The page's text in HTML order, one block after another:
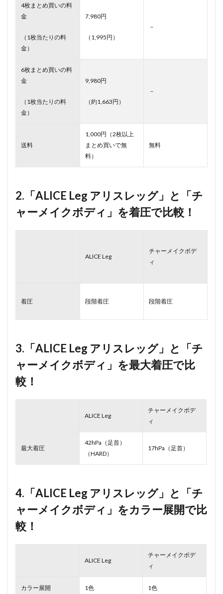
4枚まとめ買いの料
金
（1枚当たりの料
金）
7,980円
（1,995円）
－
6枚まとめ買いの料
金
（1枚当たりの料
金）
9,980円
（約1,663円）
－
送料
1,000円（2枚以上
まとめ買いで無
料）
無料
2.「ALICE Leg アリスレッグ」と「チ
ャーメイクボディ」を着圧で比較！
ALICE Leg
チャーメイクボデ
ィ
着圧 段階着圧 段階着圧
3.「ALICE Leg アリスレッグ」と「チ
ャーメイクボディ」を最大着圧で比
較！
ALICE Leg
チャーメイクボデ
ィ
最大着圧
42hPa（足首）
（HARD）
17hPa（足首）
4.「ALICE Leg アリスレッグ」と「チ
ャーメイクボディ」をカラー展開で比
較！
ALICE Leg
チャーメイクボデ
ィ
カラー展開 1色 1色